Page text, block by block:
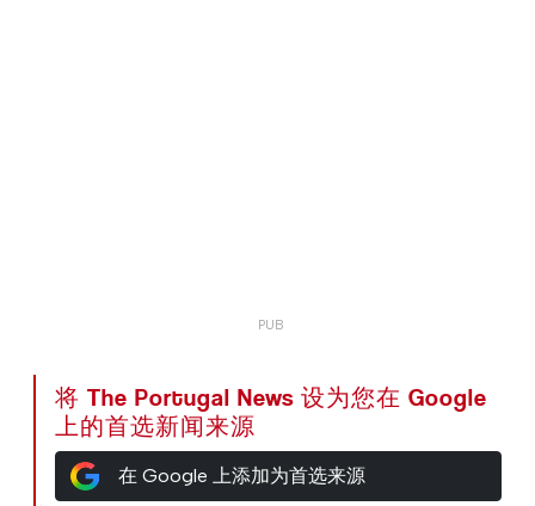
将 The Portugal News 设为您在 Google
上的首选新闻来源
在 Google 上添加为首选来源